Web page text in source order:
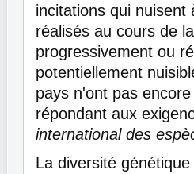
incitations qui
réalisés au cours de
progressivement ou
potentiellement
pays n'ont pas
répondant aux
international des
La diversité